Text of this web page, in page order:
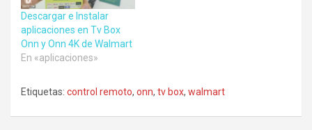
Descargar e Instalar
aplicaciones en Tv Box
Onn y Onn 4K de Walmart
En «aplicaciones»
Etiquetas: control remoto, onn, tv box, walmart